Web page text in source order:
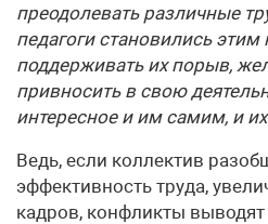
преодолевать различные
педагоги становились
поддерживать их порыв,
привносить в свою
интересное и им самим, и
Ведь, если коллектив
эффективность труда,
кадров, конфликты выводят